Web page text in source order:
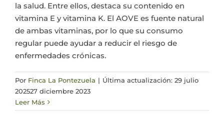
la salud. Entre ellos, destaca su contenido en
vitamina E y vitamina K. El AOVE es fuente natural
de ambas vitaminas, por lo que su consumo
regular puede ayudar a reducir el riesgo de
enfermedades crónicas.
Por Finca La Pontezuela | Última actualización: 29 julio
202527 diciembre 2023
Leer Más